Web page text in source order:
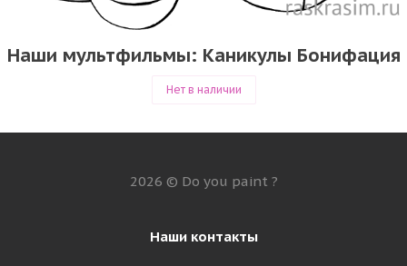
Наши мультфильмы: Каникулы Бонифация
Нет в наличии
2026 © Do you paint ?
Наши контакты